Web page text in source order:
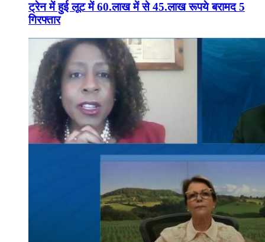
ट्रेन में हुई लूट में 60.लाख में से 45.लाख रूपये बरामद 5
गिरफ्तार